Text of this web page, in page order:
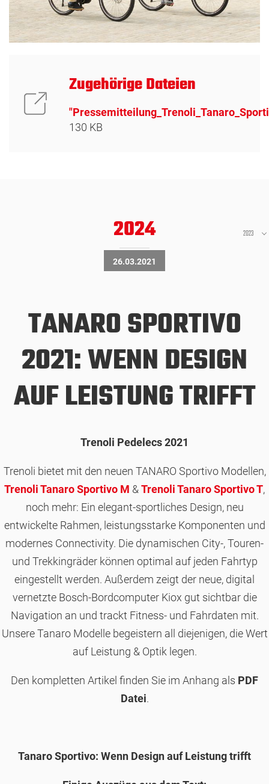
Zugehörige Dateien
130 KB
2024 2023
26.03.2021
TANARO SPORTIVO
2021: WENN DESIGN
AUF LEISTUNG TRIFFT
Trenoli Pedelecs 2021
Trenoli bietet mit den neuen TANARO Sportivo Modellen,
Trenoli Tanaro Sportivo M &Trenoli Tanaro Sportivo T,
noch mehr: Ein elegant-sportliches Design, neu
entwickelte Rahmen, leistungsstarke Komponenten und
modernes Connectivity. Die dynamischen City-, Touren-
und Trekkingräder können optimal auf jeden Fahrtyp
eingestellt werden. Außerdem zeigt der neue, digital
vernetzte Bosch-Bordcomputer Kiox gut sichtbar die
Navigation an und trackt Fitness- und Fahrdaten mit.
Unsere Tanaro Modelle begeistern all diejenigen, die Wert
auf Leistung & Optik legen.
Den kompletten Artikel finden Sie im Anhang als PDF
Datei.
Tanaro Sportivo: Wenn Design auf Leistung trifft